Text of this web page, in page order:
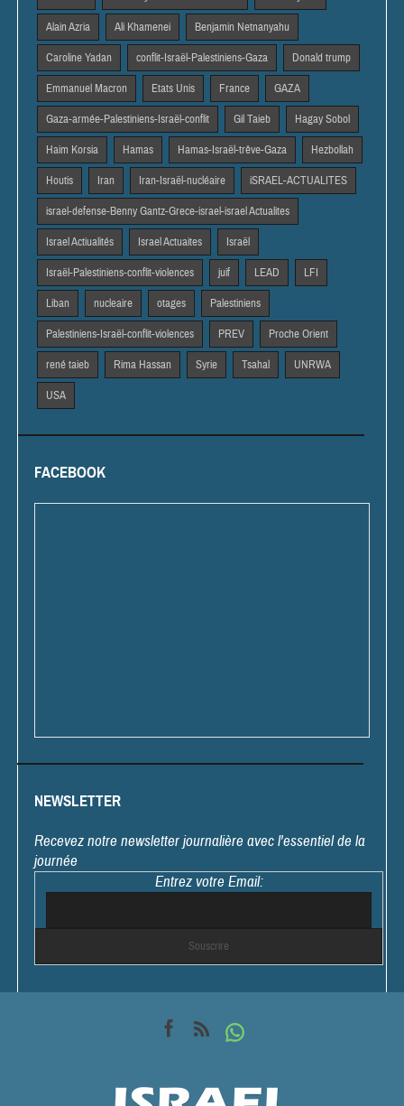
Alain Azria Ali Khamenei Benjamin Netnanyahu
Caroline Yadan conflit-Israël-Palestiniens-Gaza Donald trump
Emmanuel Macron Etats Unis France GAZA
Gaza-armée-Palestiniens-Israël-conflit Gil Taieb Hagay Sobol
Haim Korsia Hamas Hamas-Israël-trêve-Gaza Hezbollah
Houtis Iran Iran-Israël-nucléaire iSRAEL-ACTUALITES
israel-defense-Benny Gantz-Grece-israel-israel Actualites
Israel Actiualités Israel Actuaites Israël
Israël-Palestiniens-conflit-violences juif LEAD LFI
Liban nucleaire otages Palestiniens
Palestiniens-Israël-conflit-violences PREV Proche Orient
rené taieb Rima Hassan Syrie Tsahal UNRWA
USA
FACEBOOK
NEWSLETTER
Recevez notre newsletter journalière avec l'essentiel de la
journée
Entrez votre Email: